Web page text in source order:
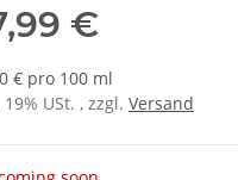
€
€ pro 100 ml
USt. , zzgl. Versand